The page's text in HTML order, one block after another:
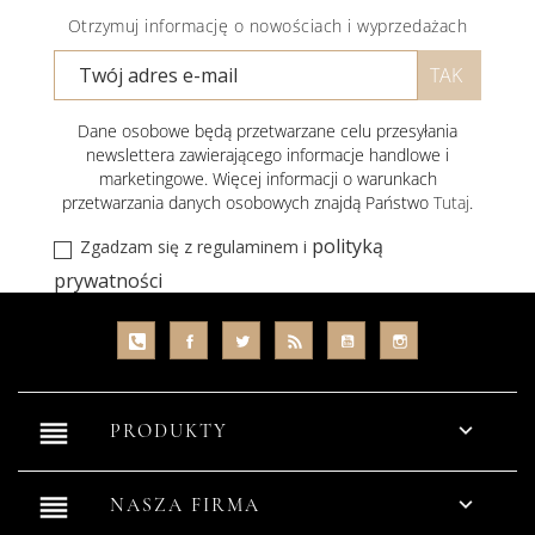
Otrzymuj informację o nowościach i wyprzedażach
Dane osobowe będą przetwarzane celu przesyłania
newslettera zawierającego informacje handlowe i
marketingowe. Więcej informacji o warunkach
przetwarzania danych osobowych znajdą Państwo Tutaj.
Zgadzam się z regulaminem i polityką
prywatności
reorder PRODUKTY 
reorder NASZA FIRMA 